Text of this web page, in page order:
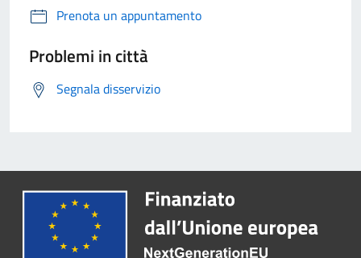
Prenota un appuntamento
Problemi in città
Segnala disservizio